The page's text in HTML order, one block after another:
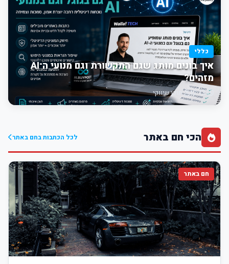
כללי
איך בונים מותג שגם התקשורת וגם מנועי ה־AI
מזהים?
12:13 תוכן שיווקי
הכי חם באתר לכל הכתבות בחם באתר
חם באתר